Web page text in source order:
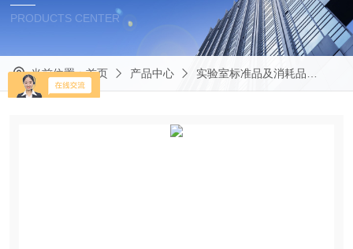
PRODUCTS CENTER
当前位置：首页 产品中心 实验室标准品及消耗品